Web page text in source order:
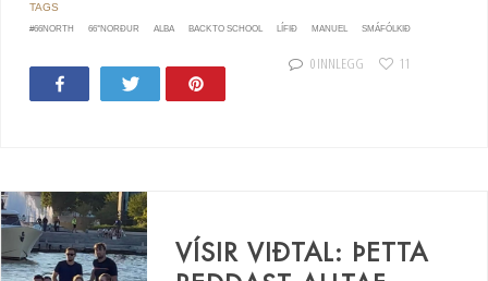
#66NORTH 66°NORÐUR ALBA BACK TO SCHOOL LÍFIÐ MANUEL SMÁFÓLKIÐ
Tweet
0 INNLEGG 11
VÍSIR VIÐTAL: ÞETTA